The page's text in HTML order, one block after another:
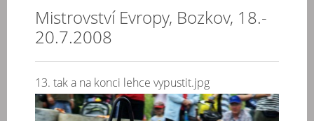
Mistrovství Evropy, Bozkov, 18.-
20.7.2008
13. tak a na konci lehce vypustit.jpg